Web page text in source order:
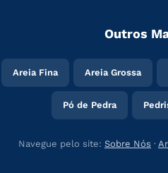
Outros
Areia Fina Areia Grossa
Pó de Pedra
Navegue pelo site: Sobre Nós ·